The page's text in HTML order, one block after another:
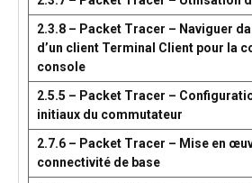
2.3.8 – Packet Tracer – Naviguer
d’un client Terminal Client pour la
console
2.5.5 – Packet Tracer –
initiaux du commutateur
2.7.6 – Packet Tracer – Mise en
connectivité de base